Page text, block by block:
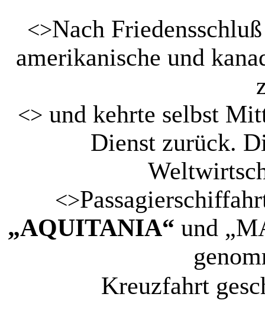
<>Nach
amerikanische und
<> und kehrte selbst
Dienst zurück.
<>
„AQUITANIA“ und
Kreuzfahrt